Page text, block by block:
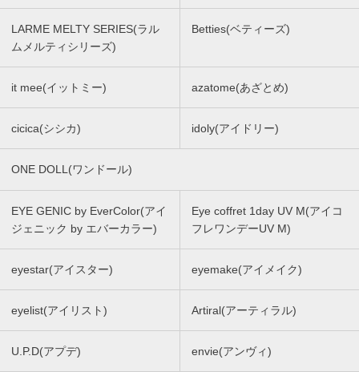
LARME MELTY SERIES(ラル
ムメルティシリーズ)
Betties(ベティーズ)
it mee(イットミー) azatome(あざとめ)
cicica(シシカ) idoly(アイドリー)
ONE DOLL(ワンドール)
EYE GENIC by EverColor(アイ
ジェニック by エバーカラー)
Eye coffret 1day UV M(アイコ
フレワンデーUV M)
eyestar(アイスター) eyemake(アイメイク)
eyelist(アイリスト) Artiral(アーティラル)
U.P.D(アプデ) envie(アンヴィ)